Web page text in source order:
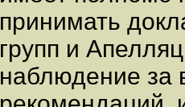
принимать
групп и
наблюдение за